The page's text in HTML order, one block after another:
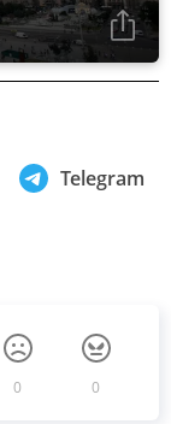
Telegram
0 0